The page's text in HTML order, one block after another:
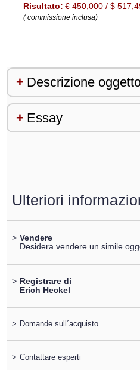
Risultato: € 450,000 / $
( commissione inclusa)
Descrizione
Essay
Ulteriori
> Vendere
Desidera vendere un simile
> Registrare di
Erich Heckel
> Domande sull´acquisto
> Contattare esperti